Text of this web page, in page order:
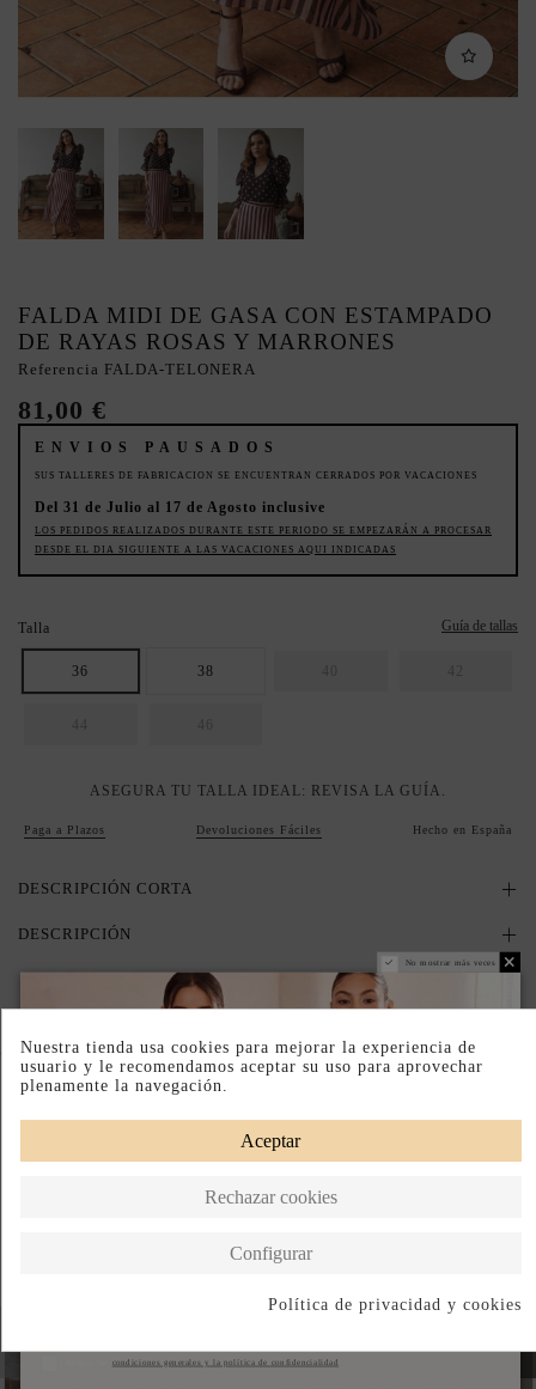
FALDA MIDI DE GASA CON ESTAMPADO
DE RAYAS ROSAS Y MARRONES
Referencia FALDA-TELONERA
81,00 €
ENVIOS PAUSADOS
SUS TALLERES DE FABRICACION SE ENCUENTRAN CERRADOS POR VACACIONES
Del 31 de Julio al 17 de Agosto inclusive
LOS PEDIDOS REALIZADOS DURANTE ESTE PERIODO SE EMPEZARÁN A PROCESAR
DESDE EL DIA SIGUIENTE A LAS VACACIONES AQUI INDICADAS
Talla Guía de tallas
36 38
ASEGURA TU TALLA IDEAL: REVISA LA GUÍA.
Paga a Plazos Devoluciones Fáciles Hecho en España
DESCRIPCIÓN CORTA
DESCRIPCIÓN
Completa tu look
No mostrar más veces
condiciones generales y la política de confidencialidad
Nuestra tienda usa cookies para mejorar la experiencia de
usuario y le recomendamos aceptar su uso para aprovechar
plenamente la navegación.
Aceptar
Rechazar cookies
Configurar
Política de privacidad y cookies